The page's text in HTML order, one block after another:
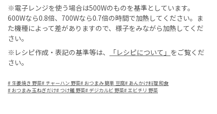
※電子レンジを使う場合は500Wのものを基準としています。
600Wなら0.8倍、700Wなら0.7倍の時間で加熱してください。ま
た機種によって差がありますので、様子をみながら加熱してくだ
さい。
※レシピ作成・表記の基準等は、
「レシピについて」 をご覧くだ
さい。
# 生姜焼き 野菜# チャーハン 野菜# おつまみ 簡単 豆腐# あんかけ料理 和食
# おつまみ 玉ねぎだけ# つけ麺 野菜#デジカルビ 野菜#エビチリ 野菜